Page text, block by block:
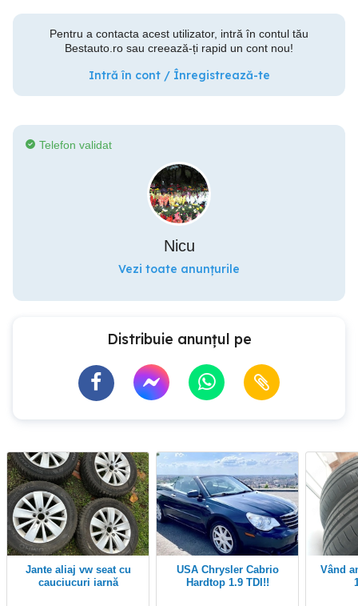
Pentru a contacta acest utilizator, intră în contul tău
Bestauto.ro sau creează-ți rapid un cont nou!
Intră în cont / Înregistrează-te
Telefon validat
Nicu
Vezi toate anunțurile
Distribuie anunțul pe
Jante aliaj vw seat cu
cauciucuri iarnă
USA Chrysler Cabrio
Hardtop 1.9 TDI!!
Vând anvelope de vară